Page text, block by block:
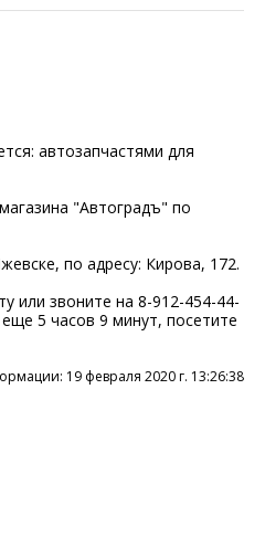
автозапчастями для
"Автоградъ" по
по адресу: Кирова, 172.
или звоните на 8-912-454-44-
5 часов 9 минут, посетите
19 февраля 2020 г. 13:26:38